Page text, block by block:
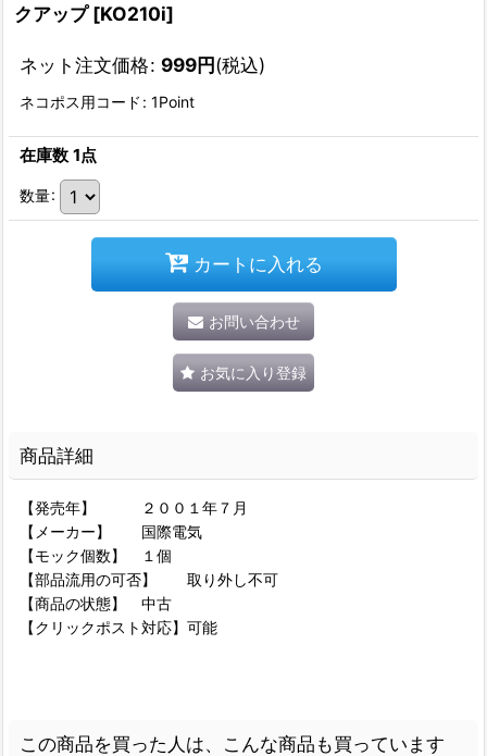
クアップ [KO210i]
ネット注文価格: 999円(税込)
ネコポス用コード : 1Point
在庫数 1点
数量:
カートに入れる
お問い合わせ
お気に入り登録
商品詳細
【発売年】 ２００１年７月
【メーカー】 国際電気
【モック個数】 １個
【部品流用の可否】 取り外し不可
【商品の状態】 中古
【クリックポスト対応】可能
この商品を買った人は、こんな商品も買っています